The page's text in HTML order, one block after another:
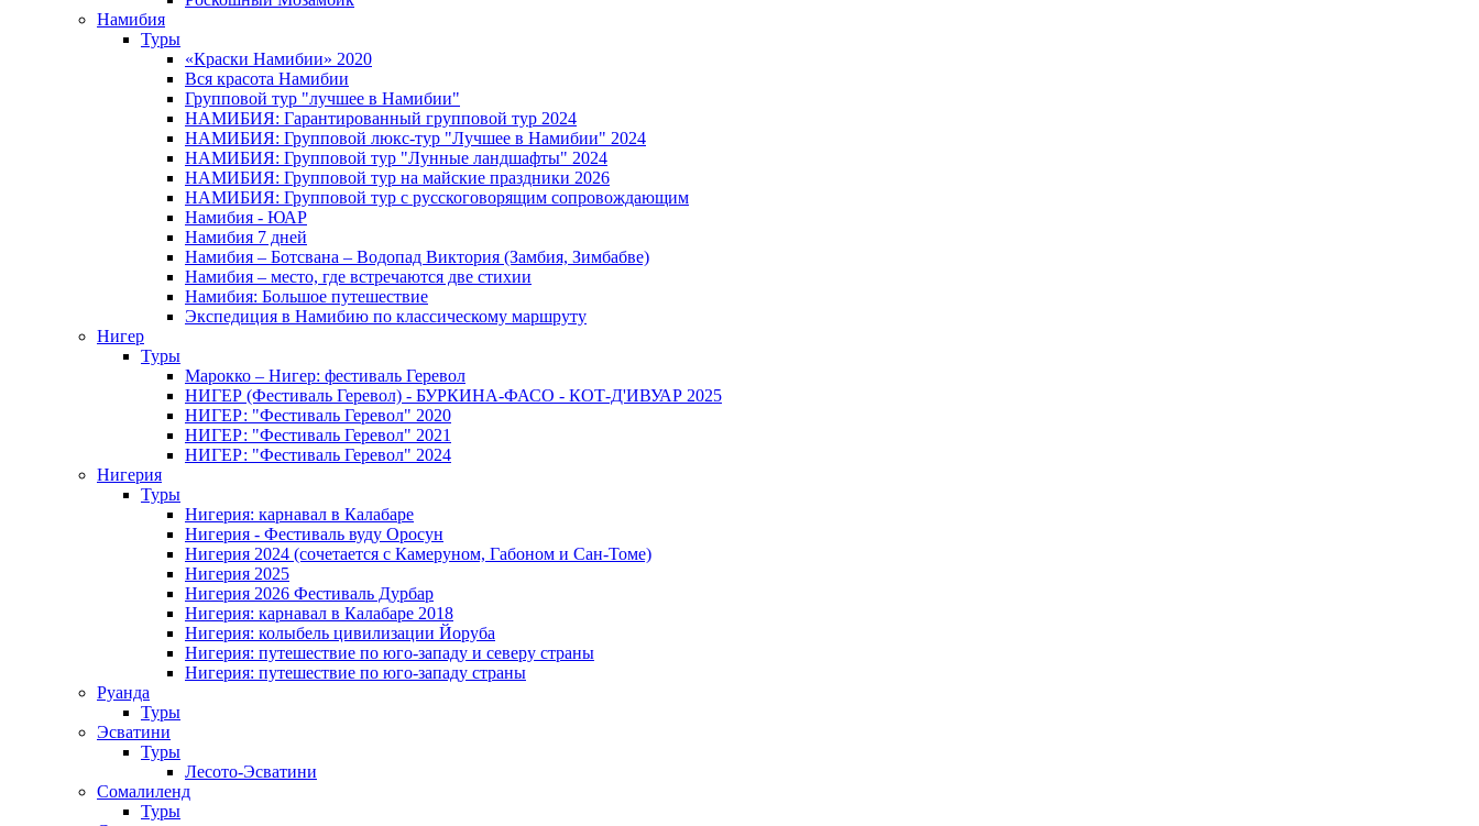
Намибия
Туры
«Краски Намибии» 2020
Вся красота Намибии
Групповой тур "лучшее в Намибии"
НАМИБИЯ: Гарантированный групповой тур 2024
НАМИБИЯ: Групповой люкс-тур "Лучшее в Намибии" 2024
НАМИБИЯ: Групповой тур "Лунные ландшафты" 2024
НАМИБИЯ: Групповой тур на майские праздники 2026
НАМИБИЯ: Групповой тур с русскоговорящим сопровождающим
Намибия - ЮАР
Намибия 7 дней
Намибия – Ботсвана – Водопад Виктория (Замбия, Зимбабве)
Намибия – место, где встречаются две стихии
Намибия: Большое путешествие
Экспедиция в Намибию по классическому маршруту
Нигер
Туры
Марокко – Нигер: фестиваль Геревол
НИГЕР (Фестиваль Геревол) - БУРКИНА-ФАСО - КОТ-Д'ИВУАР 2025
НИГЕР: "Фестиваль Геревол" 2020
НИГЕР: "Фестиваль Геревол" 2021
НИГЕР: "Фестиваль Геревол" 2024
Нигерия
Туры
Нигерия: карнавал в Калабаре
Нигерия - Фестиваль вуду Оросун
Нигерия 2024 (сочетается с Камеруном, Габоном и Сан-Томе)
Нигерия 2025
Нигерия 2026 Фестиваль Дурбар
Нигерия: карнавал в Калабаре 2018
Нигерия: колыбель цивилизации Йоруба
Нигерия: путешествие по юго-западу и северу страны
Нигерия: путешествие по юго-западу страны
Руанда
Туры
Эсватини
Туры
Лесото-Эсватини
Сомалиленд
Туры